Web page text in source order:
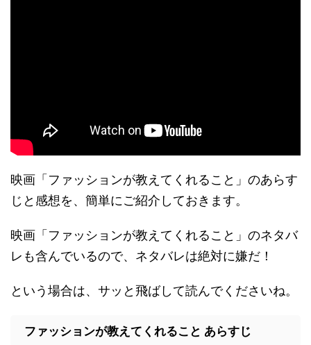
映画「ファッションが教えてくれること」のあらす
じと感想を、簡単にご紹介しておきます。
映画「ファッションが教えてくれること」のネタバ
レも含んでいるので、ネタバレは絶対に嫌だ！
という場合は、サッと飛ばして読んでくださいね。
ファッションが教えてくれること あらすじ